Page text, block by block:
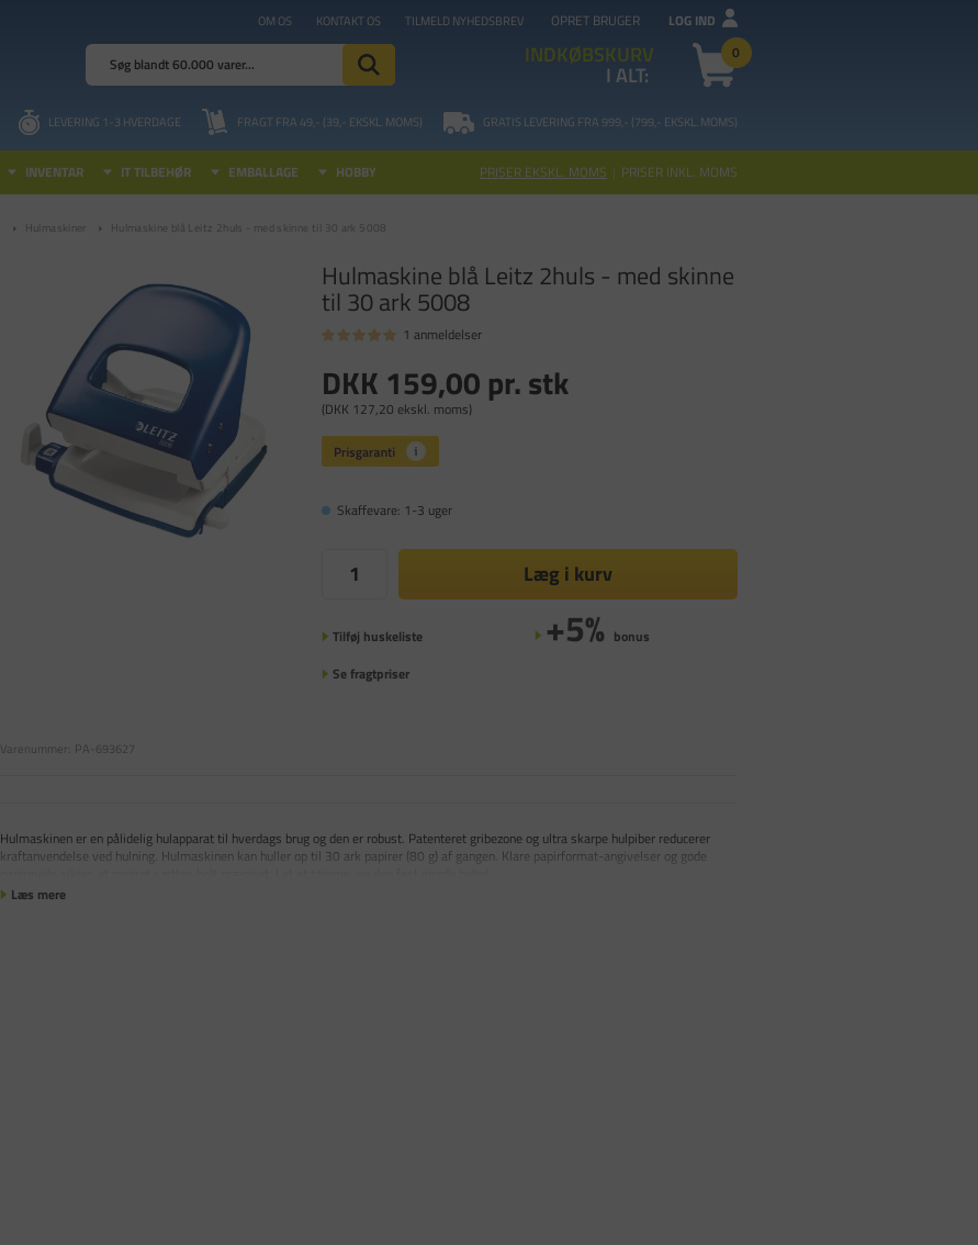
OM OS KONTAKT OS TILMELD NYHEDSBREV OPRET BRUGER LOG IND
INDKØBSKURV 0
I ALT:
LEVERING 1-3 HVERDAGE FRAGT FRA 49,- (39,- EKSKL. MOMS) GRATIS LEVERING FRA 999,- (799,- EKSKL. MOMS)
INVENTAR IT TILBEHØR EMBALLAGE HOBBY PRISER EKSKL. MOMS | PRISER INKL. MOMS
Hulmaskiner Hulmaskine blå Leitz 2huls - med skinne til 30 ark 5008
Hulmaskine blå Leitz 2huls - med skinne
til 30 ark 5008
1 anmeldelser
DKK 159,00 pr. stk
(DKK 127,20 ekskl. moms)
Skaffevare: 1-3 uger
Læg i kurv
Tilføj huskeliste +5% bonus
Se fragtpriser
Varenummer: PA-693627
Hulmaskinen er en pålidelig hulapparat til hverdags brug og den er robust. Patenteret gribezone og ultra skarpe hulpiber reducerer
kraftanvendelse ved hulning. Hulmaskinen kan huller op til 30 ark papirer (80 g) af gangen. Klare papirformat-angivelser og gode
Læs mere